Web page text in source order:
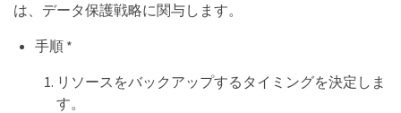
は、データ保護戦略に関与します。
手順 *
リソースをバックアップするタイミングを決定しま
す。